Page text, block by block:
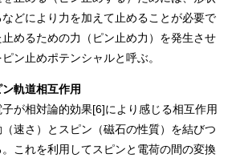
どにより力を加えて止めることが必要で
めるための力（ピン止め力）を発生させ
ン止めポテンシャルと呼ぶ。
軌道相互作用
が相対論的効果[6]により感じる相互作用
速さ）とスピン（磁石の性質）を結びつ
これを利用してスピンと電荷の間の変換